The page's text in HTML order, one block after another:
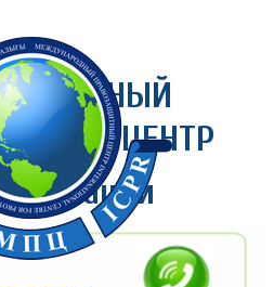
ЦЕНТР